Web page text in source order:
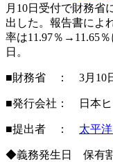
月10日受付で財務省
出した。報告書によ
率は11.97％→11.65
日。
■財務省 ： 3月10
■発行会社： 日本ヒ
■提出者 ： 太平
◆義務発生日 保